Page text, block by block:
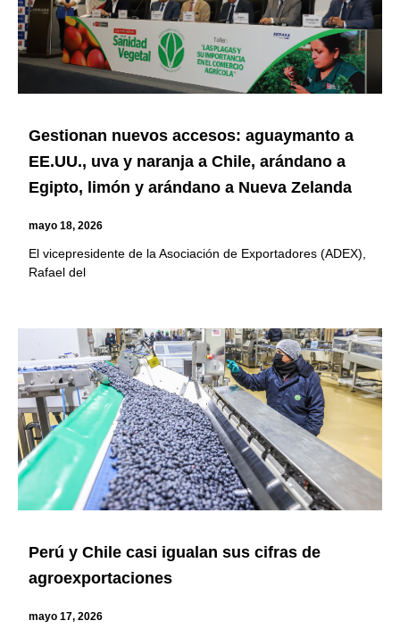
Gestionan nuevos accesos: aguaymanto a
EE.UU., uva y naranja a Chile, arándano a
Egipto, limón y arándano a Nueva Zelanda
mayo 18, 2026
El vicepresidente de la Asociación de Exportadores (ADEX),
Rafael del
Perú y Chile casi igualan sus cifras de
agroexportaciones
mayo 17, 2026